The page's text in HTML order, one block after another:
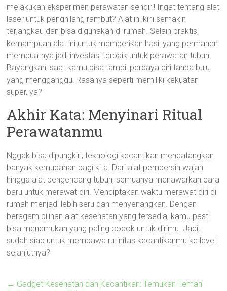
melakukan eksperimen perawatan sendiri! Ingat tentang alat
laser untuk penghilang rambut? Alat ini kini semakin
terjangkau dan bisa digunakan di rumah. Selain praktis,
kemampuan alat ini untuk memberikan hasil yang permanen
membuatnya jadi investasi terbaik untuk perawatan tubuh.
Bayangkan, saat kamu bisa tampil percaya diri tanpa bulu
yang mengganggu! Rasanya seperti memiliki kekuatan
super, ya?
Akhir Kata: Menyinari Ritual
Perawatanmu
Nggak bisa dipungkiri, teknologi kecantikan mendatangkan
banyak kemudahan bagi kita. Dari alat pembersih wajah
hingga alat pengencang tubuh, semuanya menawarkan cara
baru untuk merawat diri. Menciptakan waktu merawat diri di
rumah menjadi lebih seru dan menyenangkan. Dengan
beragam pilihan alat kesehatan yang tersedia, kamu pasti
bisa menemukan yang paling cocok untuk dirimu. Jadi,
sudah siap untuk membawa rutinitas kecantikanmu ke level
selanjutnya?
← Gadget Kesehatan dan Kecantikan: Temukan Teman